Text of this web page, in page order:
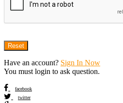
Have an account? Sign In Now
You must login to ask question.
facebook
twitter